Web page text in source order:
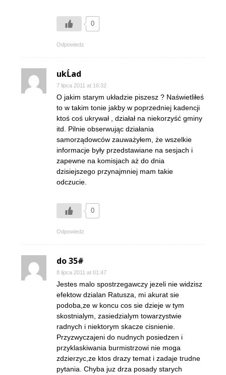
0
Odpowiedz
ukĹad
7 lipca 2011 at 16:32
O jakim starym układzie piszesz ? Naświetliłeś
to w takim tonie jakby w poprzedniej kadencji
ktoś coś ukrywał , działał na niekorzyść gminy
itd. Pilnie obserwując działania
samorządowców zauważyłem, że wszelkie
informacje były przedstawiane na sesjach i
zapewne na komisjach aż do dnia
dzisiejszego przynajmniej mam takie
odczucie.
0
Odpowiedz
do 35#
8 lipca 2011 at 01:47
Jestes malo spostrzegawczy jezeli nie widzisz
efektow dzialan Ratusza, mi akurat sie
podoba,ze w koncu cos sie dzieje w tym
skostnialym, zasiedzialym towarzystwie
radnych i niektorym skacze cisnienie.
Przyzwyczajeni do nudnych posiedzen i
przyklaskiwania burmistrzowi nie moga
zdzierzyc,ze ktos drazy temat i zadaje trudne
pytania. Chyba juz drza posady starych